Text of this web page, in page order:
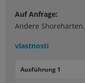
Auf Anfrage:
Andere Shorehärten.
vlastnosti
Ausführung 1